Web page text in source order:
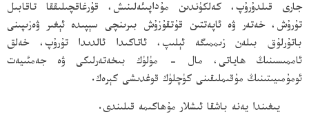
جارى قىلدۇرۇپ، كەلكۈندىن مۇداپىئەلىنىش، قۇرغاقچىلىققا تاقابىل
تۇرۇش، خەتەر ۋە ئاپەتتىن قۇتقۇزۇش بىرىنچى سېپىدە ئېغىر ۋەزىپىنى
باتۇرلۇق بىلەن زىممىگە ئېلىپ، ئاتاكىدا ئالدىدا تۇرۇپ، خەلق
ئاممىسىنىڭ ھاياتى، مال - مۈلۈك بىخەتەرلىكى ۋە جەمئىيەت
ئومۇمىيىتىنىڭ مۇقىملىقىنى كۈچلۈك قوغدىشى كېرەك.
يىغىندا يەنە باشقا ئىشلار مۇھاكىمە قىلىندى.